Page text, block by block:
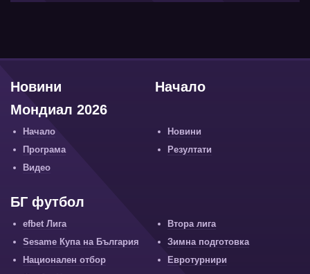
Начало
Новини
Мондиал 2026
Начало
Новини
Програма
Резултати
Видео
БГ футбол
efbet Лига
Втора лига
Sesame Купа на България
Зимна подготовка
Национален отбор
Евротурнири